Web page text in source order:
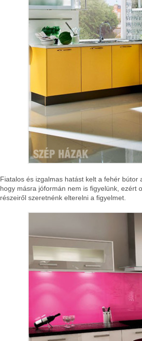
Fiatalos és izgalmas hatást kelt a fehér
hogy másra jóformán nem is figyelünk, ezért
részeiről szeretnénk elterelni a figyelmet.